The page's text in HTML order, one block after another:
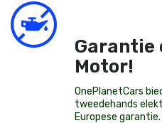
Garantie
Motor!
OnePlanetCars
tweedehands
Europese